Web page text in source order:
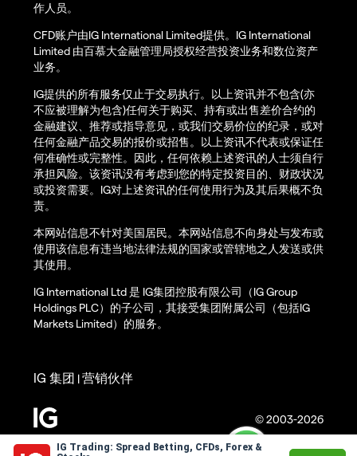
IG Trading: Spread Betting, CFDs, Forex &
作人员。
CFD账户由IG International Limited提供。IG International
Limited 由百慕大金融管理局授权经营投资业务和数位资产
业务。
IG提供的所有服务仅止于交易执行。以上资讯并不包含(亦
不应被理解为包含)任何关于购买、持有或出售差价合约的
金融建议、推荐或指导意见，或我们交易价位的纪录，或对
任何金融产品交易的报价或招售。以上资讯不代表或保证任
何准确性或完整性。因此，任何依赖上述资讯的人士须自行
承担风险。该资讯没有考虑到您的特定投资目的、财政状况
或投资需要。IG对上述资讯的任何使用行为及其后果概不负
责。
本网站信息不针对美国居民。本网站信息不向身处与发布或
使用该信息有违当地法律法规的国家或管辖地之人发送或供
其使用。
IG International Ltd 是 IG集团控股有限公司（IG Group
Holdings PLC）的子公司，其接受集团附属公司（包括IG
Markets Limited）的服务。
© 2003-2026
IG 集团 |营销伙伴